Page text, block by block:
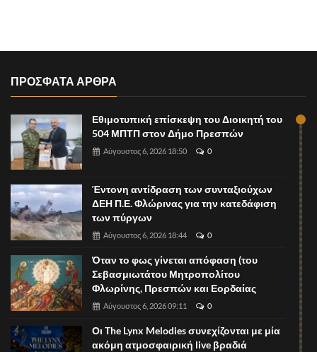
ΠΡΟΣΦΑΤΑ ΑΡΘΡΑ
Εθιμοτυπική επίσκεψη του Διοικητή του
504 ΜΠΤΠ στον Δήμο Πρεσπών
Αύγουστος 6, 2026 18:50 0
Έντονη αντίδραση των συνταξιούχων
ΔΕΗ Π.Ε. Φλώρινας για την κατεδάφιση
των πύργων
Αύγουστος 6, 2026 18:44 0
Όταν το φως γίνεται απόφαση (του
Σεβασμιωτάτου Μητροπολίτου
Φλωρίνης, Πρεσπών και Εορδαίας
Αύγουστος 6, 2026 09:11 0
Οι The Lynx Melodies συνεχίζονται με μία
ακόμη ατμοσφαιρική live βραδιά